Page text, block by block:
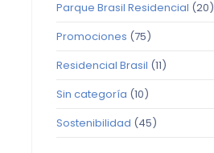
Parque Brasil Residencial (20)
Promociones (75)
Residencial Brasil (11)
Sin categoría (10)
Sostenibilidad (45)